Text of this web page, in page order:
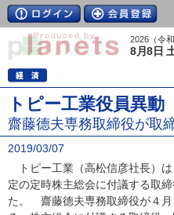
2026（令
8月8日
トピー工業役員異動
齋藤德夫専務取締役が取
2019/03/07
トピー工業（高松信彦社長）
定の定時株主総会に付議する取
た。 齋藤德夫専務取締役が４